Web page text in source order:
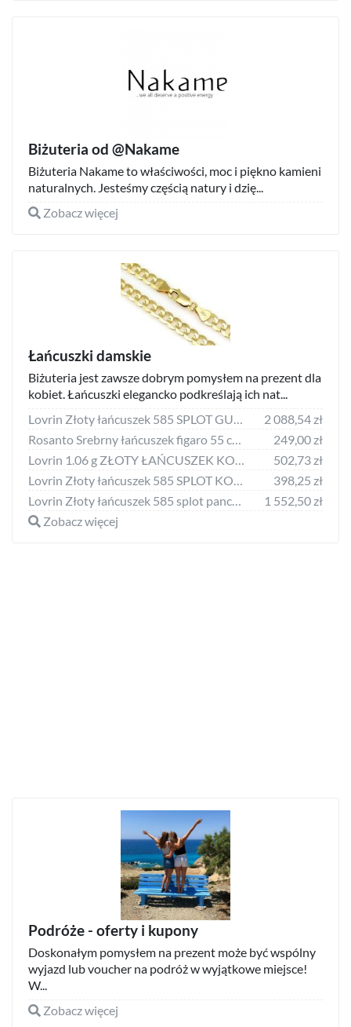
Biżuteria od @Nakame
Biżuteria Nakame to właściwości, moc i piękno kamieni
naturalnych. Jesteśmy częścią natury i dzię...
Zobacz więcej
Łańcuszki damskie
Biżuteria jest zawsze dobrym pomysłem na prezent dla
kobiet. Łańcuszki elegancko podkreślają ich nat...
Lovrin Złoty łańcuszek 585 SPLOT GUCCI Z BLASZKAMI 45cm 4,35g
2 088,54 zł
Rosanto Srebrny łańcuszek figaro 55 cm 925
249,00 zł
Lovrin 1.06 g ZŁOTY ŁAŃCUSZEK KOSTKA 585 PEŁNE ZŁOTO 45 CM PREZENT
502,73 zł
Lovrin Złoty łańcuszek 585 SPLOT KOSTKA 40CM 0,77g
398,25 zł
Lovrin Złoty łańcuszek 585 splot pancerka z nacięciem 60 cm 3,24 g
1 552,50 zł
Zobacz więcej
Podróże - oferty i kupony
Doskonałym pomysłem na prezent może być wspólny
wyjazd lub voucher na podróż w wyjątkowe miejsce!
W...
Zobacz więcej